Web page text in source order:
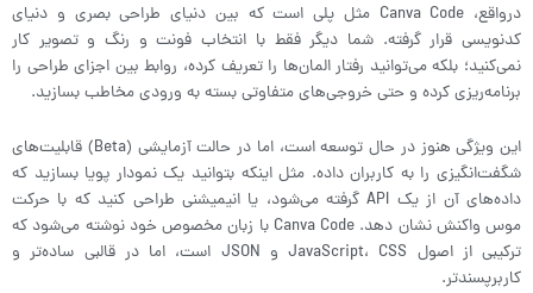
درواقع، Canva Code مثل پلی است که بین دنیای طراحی بصری و دنیای
کدنویسی قرار گرفته. شما دیگر فقط با انتخاب فونت و رنگ و تصویر کار
نمی‌کنید؛ بلکه می‌توانید رفتار المان‌ها را تعریف کرده، روابط بین اجزای طراحی را
برنامه‌ریزی کرده و حتی خروجی‌های متفاوتی بسته به ورودی مخاطب بسازید.
این ویژگی هنوز در حال توسعه است، اما در حالت آزمایشی (Beta) قابلیت‌های
شگفت‌انگیزی را به کاربران داده. مثل اینکه بتوانید یک نمودار پویا بسازید که
داده‌های آن از یک API گرفته می‌شود، یا انیمیشنی طراحی کنید که با حرکت
موس واکنش نشان دهد. Canva Code با زبان مخصوص خود نوشته می‌شود که
ترکیبی از اصول JavaScript، CSS و JSON است، اما در قالبی ساده‌تر و
کاربرپسندتر.